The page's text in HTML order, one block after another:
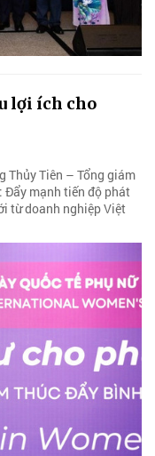
lợi ích cho
Thủy Tiên – Tổng giám
Đẩy mạnh tiến độ phát
từ doanh nghiệp Việt